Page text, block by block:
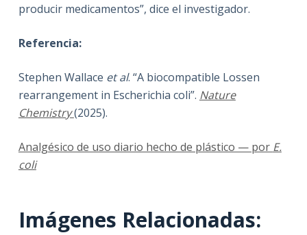
producir medicamentos”, dice el investigador.
Referencia:
Stephen Wallace et al. “A biocompatible Lossen
rearrangement in Escherichia coli”. Nature
Chemistry(2025).
Analgésico de uso diario hecho de plástico — por E.
coli
Imágenes Relacionadas: